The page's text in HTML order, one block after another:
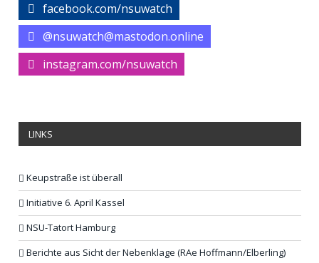
facebook.com/nsuwatch
@nsuwatch@mastodon.online
instagram.com/nsuwatch
LINKS
Keupstraße ist überall
Initiative 6. April Kassel
NSU-Tatort Hamburg
Berichte aus Sicht der Nebenklage (RAe Hoffmann/Elberling)